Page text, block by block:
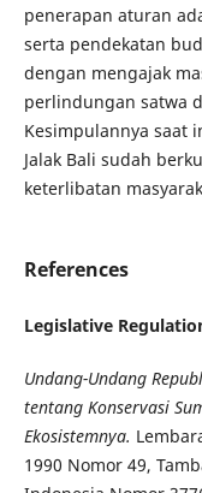
penerapan aturan
serta pendekatan
dengan mengajak
perlindungan satwa
Kesimpulannya saat
Jalak Bali sudah
keterlibatan
References
Legislative
Undang-Undang
tentang Konservasi
Ekosistemnya.
1990 Nomor 49,